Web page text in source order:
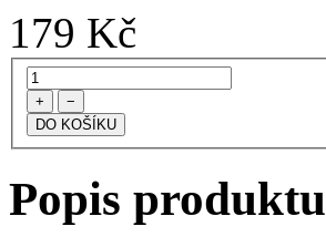
179 Kč
+ −
Popis produktu